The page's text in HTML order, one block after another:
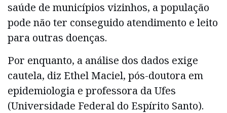
saúde de municípios vizinhos, a população
pode não ter conseguido atendimento e leito
para outras doenças.
Por enquanto, a análise dos dados exige
cautela, diz Ethel Maciel, pós-doutora em
epidemiologia e professora da Ufes
(Universidade Federal do Espírito Santo).